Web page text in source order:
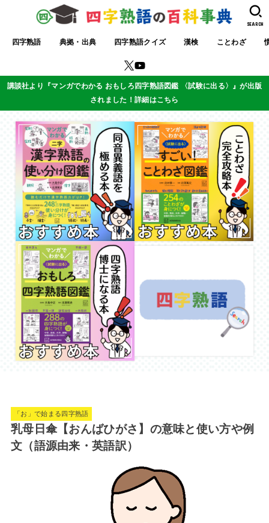
四字熟語 典拠・出典 四字熟語クイズ 漢検 ことわざ
SEARCH
講談社より『マンガでわかる おもしろ四字熟語図鑑 〈試験に出る〉』が出版
されました！詳細はこちら
「お」で始まる四字熟語
乳母日傘【おんばひがさ】の意味と使い方や例
文（語源由来・英語訳）